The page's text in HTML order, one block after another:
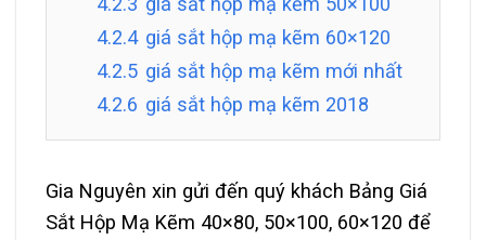
4.2.4 giá sắt hộp mạ kẽm 60×120
4.2.5 giá sắt hộp mạ kẽm mới nhất
4.2.6 giá sắt hộp mạ kẽm 2018
Gia Nguyên xin gửi đến quý khách Bảng Giá
Sắt Hộp Mạ Kẽm 40×80, 50×100, 60×120 để